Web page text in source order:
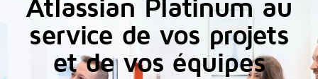
Compétences
Outils
Atlassian Platinum au
service de vos projets
et de vos équipes